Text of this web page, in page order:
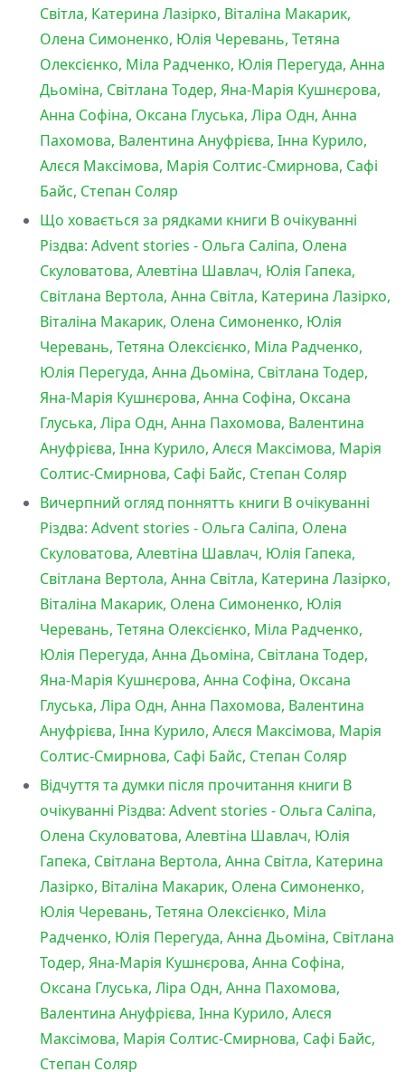
Світла, Катерина Лазірко, Віталіна Макарик,
Олена Симоненко, Юлія Черевань, Тетяна
Олексієнко, Міла Радченко, Юлія Перегуда, Анна
Дьоміна, Світлана Тодер, Яна-Марія Кушнєрова,
Анна Софіна, Оксана Глуська, Ліра Одн, Анна
Пахомова, Валентина Ануфрієва, Інна Курило,
Алєся Максімова, Марія Солтис-Смирнова, Сафі
Байс, Степан Соляр
Що ховається за рядками книги В очікуванні
Різдва: Advent stories - Ольга Саліпа, Олена
Скуловатова, Алевтіна Шавлач, Юлія Гапека,
Світлана Вертола, Анна Світла, Катерина Лазірко,
Віталіна Макарик, Олена Симоненко, Юлія
Черевань, Тетяна Олексієнко, Міла Радченко,
Юлія Перегуда, Анна Дьоміна, Світлана Тодер,
Яна-Марія Кушнєрова, Анна Софіна, Оксана
Глуська, Ліра Одн, Анна Пахомова, Валентина
Ануфрієва, Інна Курило, Алєся Максімова, Марія
Солтис-Смирнова, Сафі Байс, Степан Соляр
Вичерпний огляд поннятть книги В очікуванні
Різдва: Advent stories - Ольга Саліпа, Олена
Скуловатова, Алевтіна Шавлач, Юлія Гапека,
Світлана Вертола, Анна Світла, Катерина Лазірко,
Віталіна Макарик, Олена Симоненко, Юлія
Черевань, Тетяна Олексієнко, Міла Радченко,
Юлія Перегуда, Анна Дьоміна, Світлана Тодер,
Яна-Марія Кушнєрова, Анна Софіна, Оксана
Глуська, Ліра Одн, Анна Пахомова, Валентина
Ануфрієва, Інна Курило, Алєся Максімова, Марія
Солтис-Смирнова, Сафі Байс, Степан Соляр
Відчуття та думки після прочитання книги В
очікуванні Різдва: Advent stories - Ольга Саліпа,
Олена Скуловатова, Алевтіна Шавлач, Юлія
Гапека, Світлана Вертола, Анна Світла, Катерина
Лазірко, Віталіна Макарик, Олена Симоненко,
Юлія Черевань, Тетяна Олексієнко, Міла
Радченко, Юлія Перегуда, Анна Дьоміна, Світлана
Тодер, Яна-Марія Кушнєрова, Анна Софіна,
Оксана Глуська, Ліра Одн, Анна Пахомова,
Валентина Ануфрієва, Інна Курило, Алєся
Максімова, Марія Солтис-Смирнова, Сафі Байс,
Степан Соляр